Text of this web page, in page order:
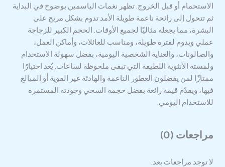
الاستحمام أو قبل الخروج. تظهر نغمات الياسمين بوضوح في البداية
ثم تتحول إلى رائحة ناعمة طويلة الأمد تدوم بشكل مريح على
البشرة، مما يجعله مثاليًا لجميع الأوقات. الحجم الكبير للزجاجة
عملي ويدوم لفترة طويلة، ومناسب للعائلات، وأماكن العمل،
والصالونات، والعناية الشخصية اليومية، بفضل سهولة الاستخدام
ولمسته الأنثوية اللطيفة التي تبقى ملحوظة لساعات. يُعد اختيارًا
ممتازًا لمن يفضلون العطور الناعمة والهادئة غير القوية أو المبالغ
فيها، ويقدّم قيمة رائعة بفضل حجمه السخي وجودته المستمرة
للاستخدام اليومي.
مراجعات (0)
لا توجد مراجعات بعد.